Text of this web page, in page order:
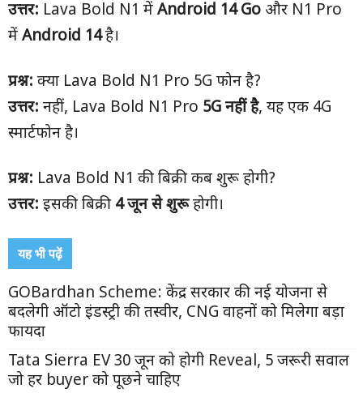
उत्तर: Lava Bold N1 में Android 14 Go और N1 Pro
में Android 14है।
प्रश्न: क्या Lava Bold N1 Pro 5G फोन है?
उत्तर: नहीं, Lava Bold N1 Pro 5G नहीं है, यह एक 4G
स्मार्टफोन है।
प्रश्न: Lava Bold N1 की बिक्री कब शुरू होगी?
उत्तर: इसकी बिक्री 4जून से शुरूहोगी।
यह भी पढ़ें
GOBardhan Scheme: केंद्र सरकार की नई योजना से
बदलेगी ऑटो इंडस्ट्री की तस्वीर, CNG वाहनों को मिलेगा बड़ा
फायदा
Tata Sierra EV 30 जून को होगी Reveal, 5 जरूरी सवाल
जो हर buyer को पूछने चाहिए